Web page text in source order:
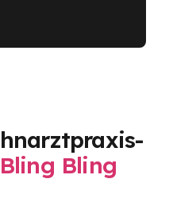
Bling Bling